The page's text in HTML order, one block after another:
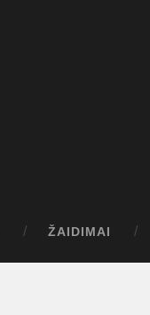
ŽAIDIMAI